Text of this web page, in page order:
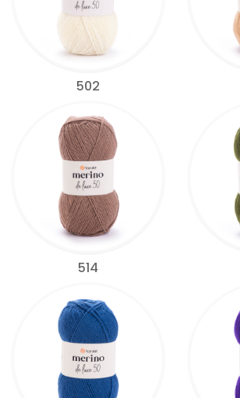
502
514